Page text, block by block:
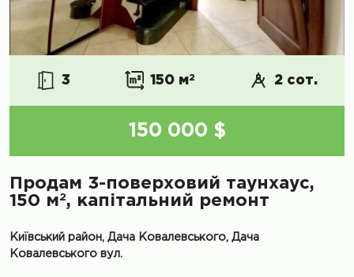
3 150 м2 2 сот.
150 000 $
Продам 3-поверховий таунхаус,
150 м2, капітальний ремонт
Київський район, Дача Ковалевського, Дача
Ковалевського вул.